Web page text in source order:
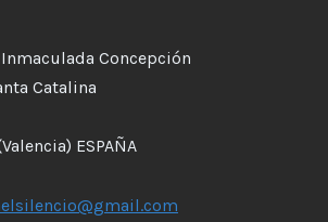
Concepción
Catalina
ESPAÑA